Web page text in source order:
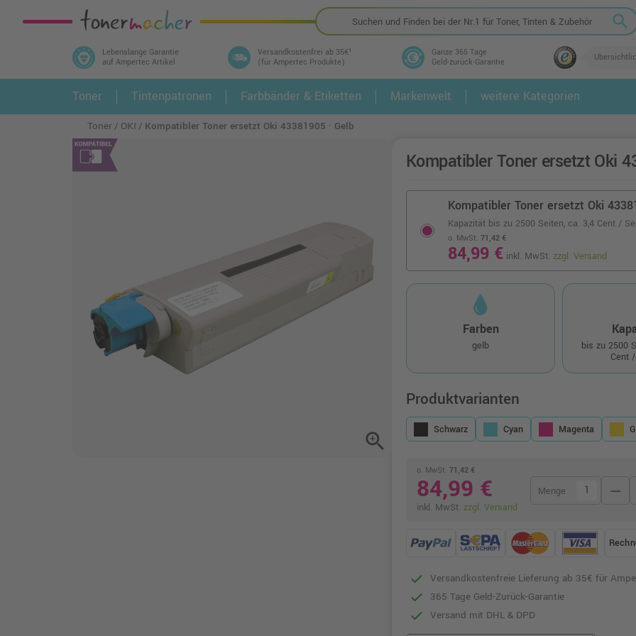
search
Lebenslange Garantie
auf Ampertec Artikel
Versandkostenfrei ab 35€¹
(für Ampertec Produkte)
Ganze 365 Tage
Geld-zurück-Garantie
In 3 einfachen Schritten ihr Druckermodell
und alle dazu passenden Artikel finden ➤ 1. 2.
Toner Tintenpatronen Farbbänder & Etiketten Markenwelt weitere Kategorien
Toner OKI Kompatibler Toner ersetzt Oki 43381905 · Gelb
zoom_in
Kompatibler Toner ersetzt Oki
Kompatibler Toner ersetzt Oki
Kapazität bis zu 2500 Seiten, ca. 3,4 Cent /
o. MwSt. 71,42 €
84,99 € inkl. MwSt. zzgl. Versand
Farben
gelb bis zu 2500
Cent
Produktvarianten
Schwarz Cyan Magenta
o. MwSt. 71,42 €
84,99 €
inkl. MwSt. zzgl. Versand
Menge remove
Versandkostenfreie Lieferung ab 35€ für
365 Tage Geld-Zurück-Garantie
Versand mit DHL & DPD